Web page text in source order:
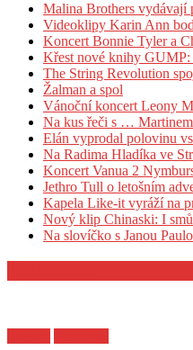
Malina Brothers vydávají
Videoklipy Karin Ann
Koncert Bonnie Tyler a
Křest nové knihy
The String Revolution
Žalman a spol
Vánoční koncert Leony
Na kus řeči s …
Elán vyprodal polovinu
Na Radima Hladíka ve
Koncert Vanua 2
Jethro Tull o letošním
Kapela Like-it vyráží na
Nový klip Chinaski: I
Na slovíčko s Janou